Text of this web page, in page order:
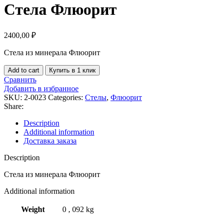
Стела Флюорит
2400,00 ₽
Стела из минерала Флюорит
Стела
Флюорит
quantity
Add to cart Купить в 1 клик
Сравнить
Добавить в избранное
SKU: 2-0023 Categories: Стелы, Флюорит
Share:
Description
Additional information
Доставка заказа
Description
Стела из минерала Флюорит
Additional information
Weight 0 , 092 kg